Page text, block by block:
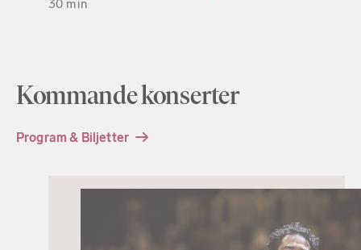
30 min
Kommande konserter
Program & Biljetter